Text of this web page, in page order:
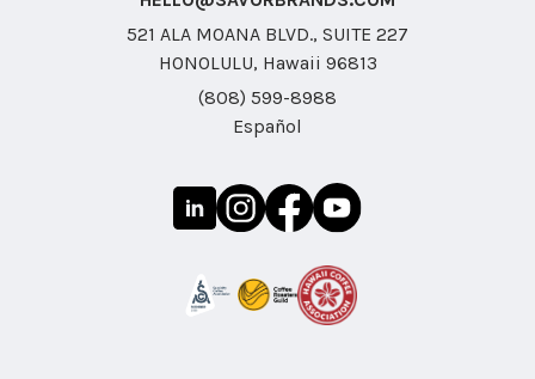
521 ALA MOANA BLVD., SUITE 227
HONOLULU, Hawaii 96813
(808) 599-8988
Español